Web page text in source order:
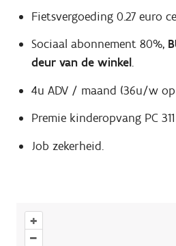
Fietsvergoeding 0.27 euro
Sociaal abonnement 80%,
deur van de winkel.
4u ADV / maand (36u/w op
Premie kinderopvang PC
Job zekerheid.
+
–